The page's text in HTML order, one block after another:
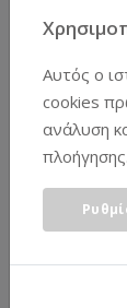
Αυτός ο
cookies
ανάλυση
πλοήγησης.